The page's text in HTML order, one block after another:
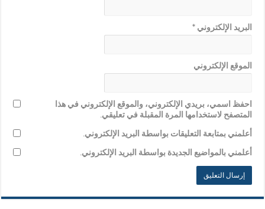
البريد الإلكتروني*
الموقع الإلكتروني
احفظ اسمي، بريدي الإلكتروني، والموقع الإلكتروني في هذا
المتصفح لاستخدامها المرة المقبلة في تعليقي.
أعلمني بمتابعة التعليقات بواسطة البريد الإلكتروني.
أعلمني بالمواضيع الجديدة بواسطة البريد الإلكتروني.